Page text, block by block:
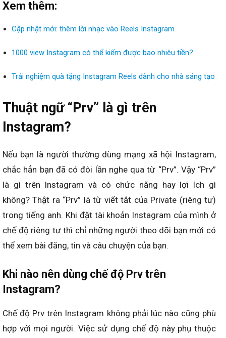
Xem thêm:
Cập nhật mới: thêm lời nhạc vào Reels Instagram
1000 view Instagram có thể kiếm được bao nhiêu tiền?
Trải nghiệm quà tặng Instagram Reels dành cho nhà sáng tạo
Thuật ngữ “Prv” là gì trên
Instagram?
Nếu bạn là người thường dùng mạng xã hội Instagram,
chắc hẳn bạn đã có đôi lần nghe qua từ “Prv”. Vậy “Prv”
là gì trên Instagram và có chức năng hay lợi ích gì
không? Thật ra “Prv” là từ viết tắt của Private (riêng tư)
trong tiếng anh. Khi đặt tài khoản Instagram của mình ở
chế độ riêng tư thì chỉ những người theo dõi bạn mới có
thể xem bài đăng, tin và câu chuyện của bạn.
Khi nào nên dùng chế độ Prv trên
Instagram?
Chế độ Prv trên Instagram không phải lúc nào cũng phù
hợp với mọi người. Việc sử dụng chế độ này phụ thuộc